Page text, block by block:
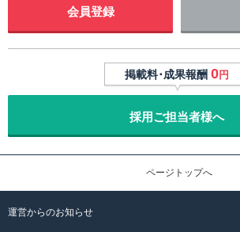
会員登録
掲載料･成果報酬 0円
採用ご担当者様へ
ページトップへ
運営からのお知らせ